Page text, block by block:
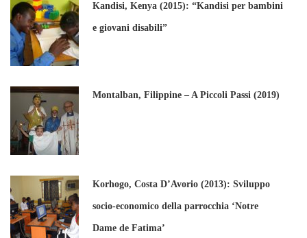
Kandisi, Kenya (2015): “Kandisi per bambini
e giovani disabili”
Montalban, Filippine – A Piccoli Passi (2019)
Korhogo, Costa D’Avorio (2013): Sviluppo
socio-economico della parrocchia ‘Notre
Dame de Fatima’